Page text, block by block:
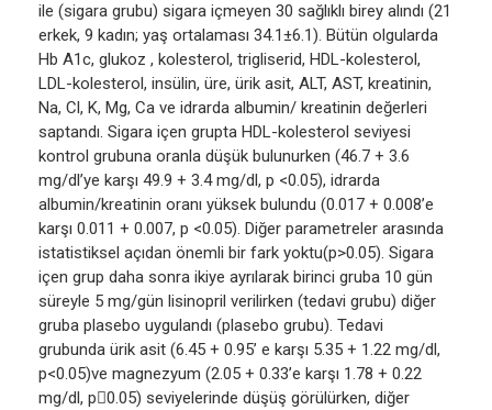
ile (sigara grubu) sigara içmeyen 30 sağlıklı birey alındı (21
erkek, 9 kadın; yaş ortalaması 34.1±6.1). Bütün olgularda
Hb A1c, glukoz , kolesterol, trigliserid, HDL-kolesterol,
LDL-kolesterol, insülin, üre, ürik asit, ALT, AST, kreatinin,
Na, Cl, K, Mg, Ca ve idrarda albumin/ kreatinin değerleri
saptandı. Sigara içen grupta HDL-kolesterol seviyesi
kontrol grubuna oranla düşük bulunurken (46.7 + 3.6
mg/dl’ye karşı 49.9 + 3.4 mg/dl, p <0.05), idrarda
albumin/kreatinin oranı yüksek bulundu (0.017 + 0.008’e
karşı 0.011 + 0.007, p <0.05). Diğer parametreler arasında
istatistiksel açıdan önemli bir fark yoktu(p>0.05). Sigara
içen grup daha sonra ikiye ayrılarak birinci gruba 10 gün
süreyle 5 mg/gün lisinopril verilirken (tedavi grubu) diğer
gruba plasebo uygulandı (plasebo grubu). Tedavi
grubunda ürik asit (6.45 + 0.95’ e karşı 5.35 + 1.22 mg/dl,
p<0.05)ve magnezyum (2.05 + 0.33’e karşı 1.78 + 0.22
mg/dl, p0.05) seviyelerinde düşüş görülürken, diğer